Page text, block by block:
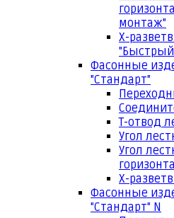
монтаж"
Х-
Фасонные
"Стандарт"
Т-отвод
Угол
Угол
Х-
Фасонные
"Стандарт" N